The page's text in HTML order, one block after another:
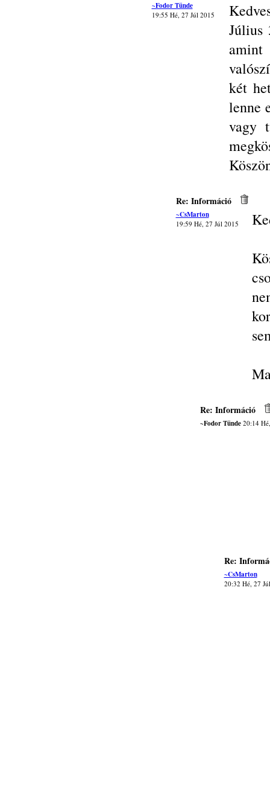
~Fodor Tünde
19:55 Hé, 27 Júl 2015
Július
két
lenne
vagy
Re: Információ
~CsMarton
19:59 Hé, 27 Júl 2015
Re: Információ
~Fodor Tünde20:14
Re:
~CsMarton
20:32 Hé, 27